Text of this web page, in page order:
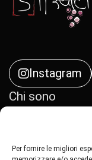
Per fornire le migliori
Instagram
Chi sono